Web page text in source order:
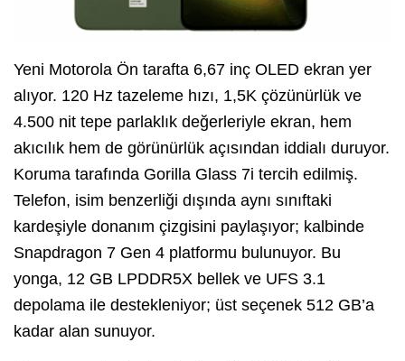
Yeni Motorola Ön tarafta 6,67 inç OLED ekran yer
alıyor. 120 Hz tazeleme hızı, 1,5K çözünürlük ve
4.500 nit tepe parlaklık değerleriyle ekran, hem
akıcılık hem de görünürlük açısından iddialı duruyor.
Koruma tarafında Gorilla Glass 7i tercih edilmiş.
Telefon, isim benzerliği dışında aynı sınıftaki
kardeşiyle donanım çizgisini paylaşıyor; kalbinde
Snapdragon 7 Gen 4 platformu bulunuyor. Bu
yonga, 12 GB LPDDR5X bellek ve UFS 3.1
depolama ile destekleniyor; üst seçenek 512 GB’a
kadar alan sunuyor.